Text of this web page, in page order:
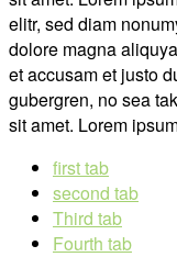
elitr, sed diam
dolore magna
et accusam et justo
gubergren, no sea
sit amet. Lorem
first tab
second tab
Third tab
Fourth tab